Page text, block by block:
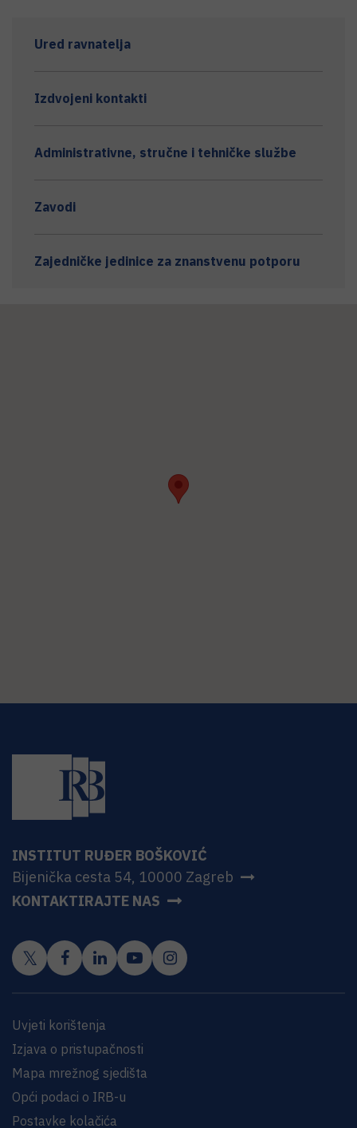
Ured ravnatelja
Izdvojeni kontakti
Administrativne, stručne i tehničke službe
Zavodi
Zajedničke jedinice za znanstvenu potporu
INSTITUT RUĐER BOŠKOVIĆ
Bijenička cesta 54, 10000 Zagreb
KONTAKTIRAJTE NAS
Uvjeti korištenja
Izjava o pristupačnosti
Mapa mrežnog sjedišta
Opći podaci o IRB-u
Postavke kolačića